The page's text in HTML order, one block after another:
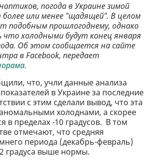
погода в Украине зимой
более или менее "щадящей". В целом
подобным прошлогоднему, однако
холодными будут конец января
Об этом сообщается на сайте
в Facebook, передает
что, учли данные анализа
в Украине за последние
с этим сделали вывод, что эта
холоднами, а скорее
в пределах -10 градусов. В том
отмечают, что средняя
периода (декабрь-февраль)
градуса выше нормы.